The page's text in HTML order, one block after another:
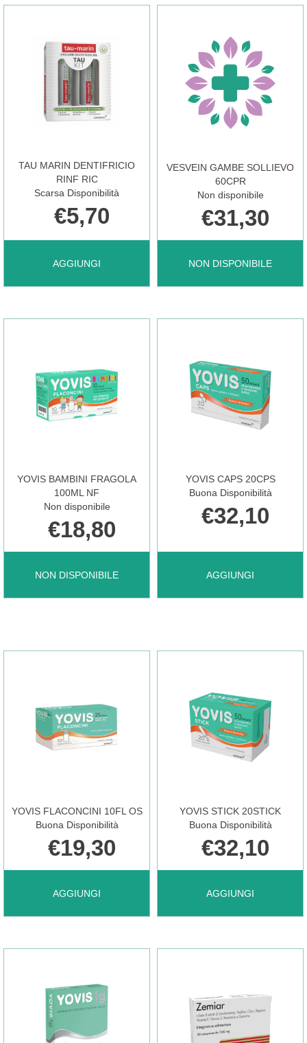
CARRELLO CARRELLO
TAU MARIN DENTIFRICIO
RINF RIC
Scarsa Disponibilità
€5,70
AGGIUNGI
AGGIUNGI TAU
CARRELLO
VESVEIN GAMBE SOLLIEVO
60CPR
Non disponibile
€31,30
NON DISPONIBILE
VESVEIN
60CPR NON
DISPONIBILE
YOVIS BAMBINI FRAGOLA
100ML NF
Non disponibile
€18,80
NON DISPONIBILE
YOVIS
100ML
DISPONIBILE
YOVIS CAPS 20CPS
Buona Disponibilità
€32,10
AGGIUNGI
AGGIUNGI YOVIS
CARRELLO
YOVIS FLACONCINI 10FL OS
Buona Disponibilità
€19,30
AGGIUNGI
AGGIUNGI YOVIS
YOVIS STICK 20STICK
Buona Disponibilità
€32,10
AGGIUNGI
AGGIUNGI YOVIS
CARRELLO